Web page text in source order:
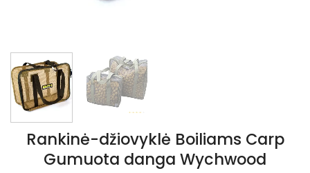
Rankinė-džiovyklė Boiliams Carp
Gumuota danga Wychwood